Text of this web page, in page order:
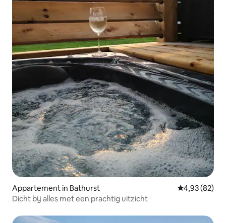
Appartement in Bathurst Gemiddelde
4,93 (82)
Dicht bij alles met een prachtig uitzicht